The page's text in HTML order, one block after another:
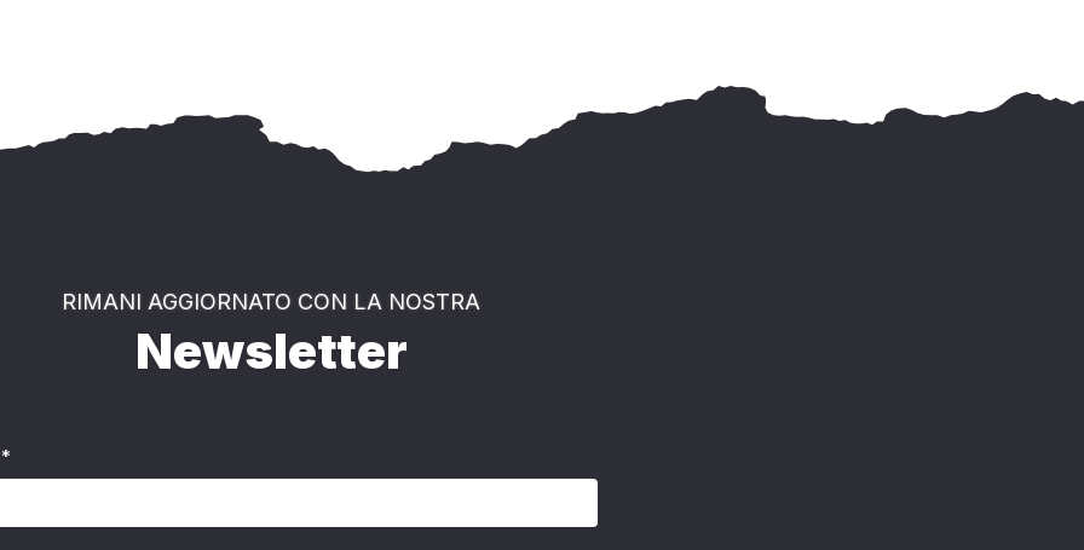
RIMANI AGGIORNATO CON LA NOSTRA
Newsletter